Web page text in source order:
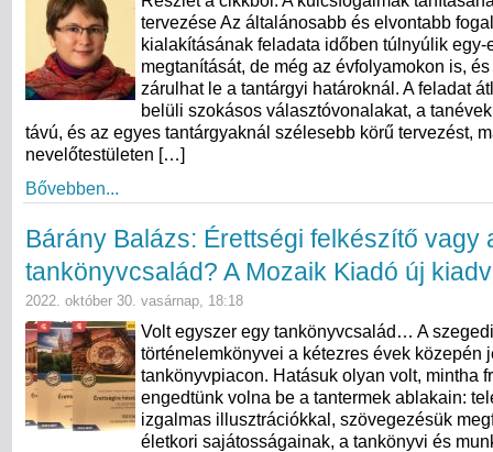
tervezése Az általánosabb és elvontabb
kialakításának feladata időben túlnyúlik egy-
megtanítását, de még az évfolyamokon is,
zárulhat le a tantárgyi határoknál. A feladat
belüli szokásos választóvonalakat, a
távú, és az egyes tantárgyaknál szélesebb körű tervezést,
nevelőtestületen […]
Bővebben...
Bárány Balázs: Érettségi felkészítő vagy
tankönyvcsalád? A Mozaik Kiadó új
2022. október 30. vasárnap, 18:18
Volt egyszer egy tankönyvcsalád… A
történelemkönyvei a kétezres évek közepén
tankönyvpiacon. Hatásuk olyan volt, mintha
engedtünk volna be a tantermek ablakain:
izgalmas illusztrációkkal, szövegezésük
életkori sajátosságainak, a tankönyvi és